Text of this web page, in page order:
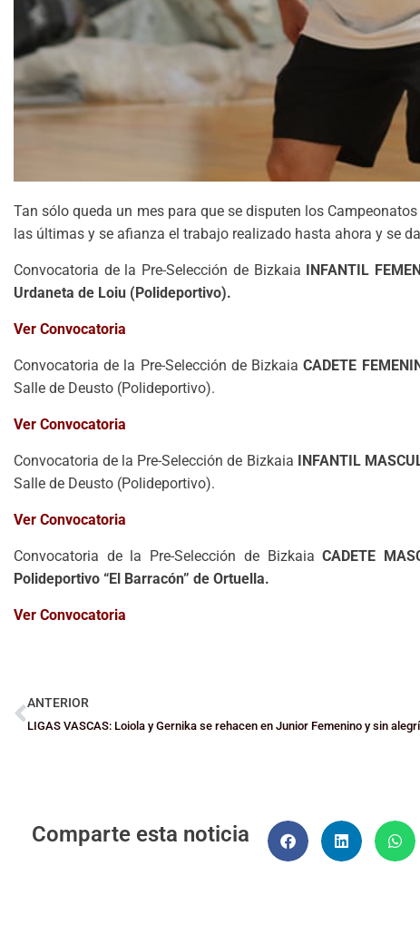
Tan sólo queda un mes para que se disputen los
las últimas y se afianza el trabajo realizado hasta ahora y se
Convocatoria de la Pre-Selección de Bizkaia INFANTIL
Urdaneta de Loiu (Polideportivo).
Ver Convocatoria
Convocatoria de la Pre-Selección de BizkaiaCADETE
Salle de Deusto (Polideportivo).
Ver Convocatoria
Convocatoria de la Pre-Selección de Bizkaia INFANTIL
Salle de Deusto (Polideportivo).
Ver Convocatoria
Convocatoria de la Pre-Selección de BizkaiaCADETE
Polideportivo “El Barracón” de Ortuella.
Ver Convocatoria
ANTERIOR
Comparte esta noticia